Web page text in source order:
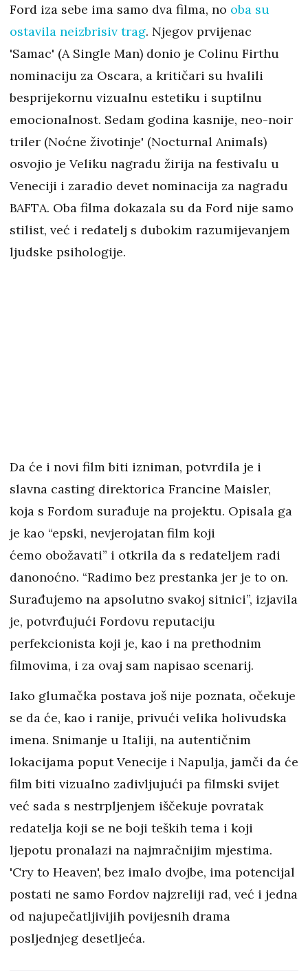
Ford iza sebe ima samo dva filma, no oba su
ostavila neizbrisiv trag. Njegov prvijenac
'Samac' (A Single Man) donio je Colinu Firthu
nominaciju za Oscara, a kritičari su hvalili
besprijekornu vizualnu estetiku i suptilnu
emocionalnost. Sedam godina kasnije, neo-noir
triler (Noćne životinje' (Nocturnal Animals)
osvojio je Veliku nagradu žirija na festivalu u
Veneciji i zaradio devet nominacija za nagradu
BAFTA. Oba filma dokazala su da Ford nije samo
stilist, već i redatelj s dubokim razumijevanjem
ljudske psihologije.
Da će i novi film biti izniman, potvrdila je i
slavna casting direktorica Francine Maisler,
koja s Fordom surađuje na projektu. Opisala ga
je kao “epski, nevjerojatan film koji
ćemo obožavati” i otkrila da s redateljem radi
danonoćno. “Radimo bez prestanka jer je to on.
Surađujemo na apsolutno svakoj sitnici”, izjavila
je, potvrđujući Fordovu reputaciju
perfekcionista koji je, kao i na prethodnim
filmovima, i za ovaj sam napisao scenarij.
Iako glumačka postava još nije poznata, očekuje
se da će, kao i ranije, privući velika holivudska
imena. Snimanje u Italiji, na autentičnim
lokacijama poput Venecije i Napulja, jamči da će
film biti vizualno zadivljujući pa filmski svijet
već sada s nestrpljenjem iščekuje povratak
redatelja koji se ne boji teških tema i koji
ljepotu pronalazi na najmračnijim mjestima.
'Cry to Heaven', bez imalo dvojbe, ima potencijal
postati ne samo Fordov najzreliji rad, već i jedna
od najupečatljivijih povijesnih drama
posljednjeg desetljeća.